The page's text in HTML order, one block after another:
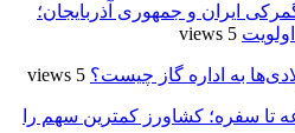
گمرکی ایران و جمهوری آذربایجان؛
5 views
به اداره گاز چیست؟ 5 views